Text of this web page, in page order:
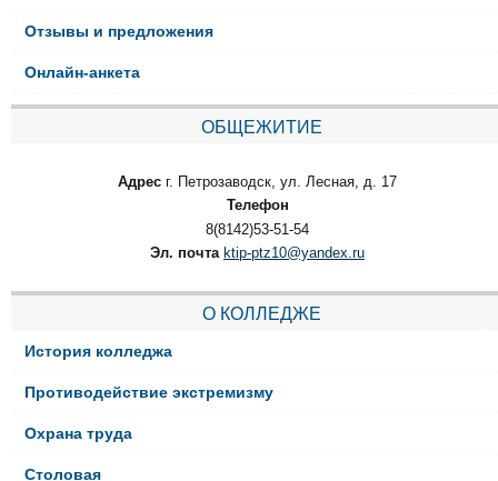
Отзывы и предложения
Онлайн-анкета
ОБЩЕЖИТИЕ
Адрес г. Петрозаводск, ул. Лесная, д. 17
Телефон
8(8142)53-51-54
Эл. почта ktip-ptz10@yandex.ru
О КОЛЛЕДЖЕ
История колледжа
Противодействие экстремизму
Охрана труда
Столовая